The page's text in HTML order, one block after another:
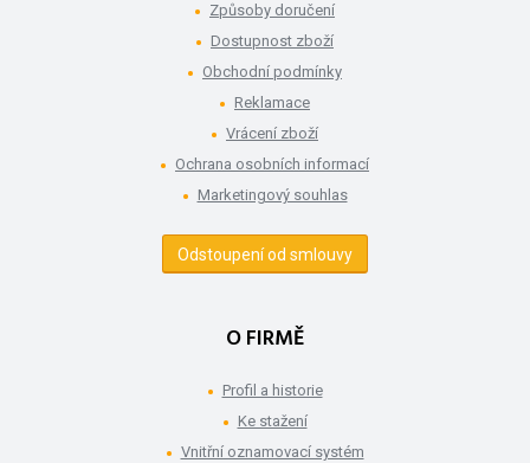
Způsoby doručení
Dostupnost zboží
Obchodní podmínky
Reklamace
Vrácení zboží
Ochrana osobních informací
Marketingový souhlas
Odstoupení od smlouvy
O FIRMĚ
Profil a historie
Ke stažení
Vnitřní oznamovací systém